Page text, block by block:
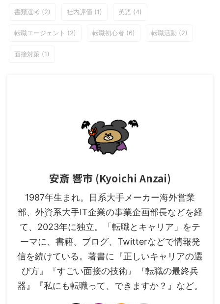
書類選考 (2) 社内評価 (1) 英語 (4)
転職エージェント (2) 転職初心者 (6) 転職活動 (2)
面接対策 (1)
安斎 響市 (Kyoichi Anzai)
1987年生まれ。日系大手メーカー海外営業
部、外資系大手IT企業の事業企画部長などを経
て、2023年に独立。「転職とキャリア」をテ
ーマに、書籍、ブログ、Twitterなどで情報発
信を続けている。著書に『正しいキャリアの選
び方』『すごい面接の技術』『転職の最終兵
器』『私にも転職って、できますか？』など。